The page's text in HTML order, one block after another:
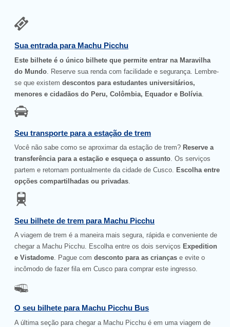
Sua entrada para Machu Picchu
Este bilhete é o único bilhete que permite entrar na Maravilha
do Mundo . Reserve sua renda com facilidade e segurança. Lembre-
se que existemdescontos para estudantes universitários,
menores e cidadãos do Peru, Colômbia, Equador e Bolívia
Seu transporte para a estação de trem
Você não sabe como se aproximar da estação de trem? Reserve a
transferência para a estação e esqueça o assunto. Os serviços
partem e retornam pontualmente da cidade de Cusco. Escolha entre
opções compartilhadas ou privadas.
Seu bilhete de trem para Machu Picchu
A viagem de trem é a maneira mais segura, rápida e conveniente de
chegar a Machu Picchu. Escolha entre os dois serviços Expedition
e Vistadome. Pague comdesconto para as crianças e evite o
incômodo de fazer fila em Cusco para comprar este ingresso.
O seu bilhete para Machu Picchu Bus
A última seção para chegar a Machu Picchu é em uma viagem de